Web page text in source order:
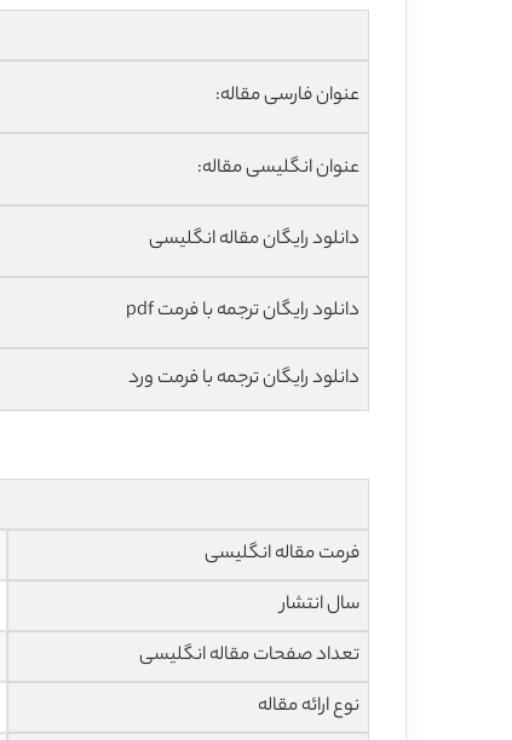
عنوان فارسی مقاله:
عنوان انگلیسی مقاله:
دانلود رایگان مقاله انگلیسی
دانلود رایگان ترجمه با فرمت pdf
دانلود رایگان ترجمه با فرمت ورد
فرمت مقاله انگلیسی
سال انتشار
تعداد صفحات مقاله انگلیسی
نوع ارائه مقاله